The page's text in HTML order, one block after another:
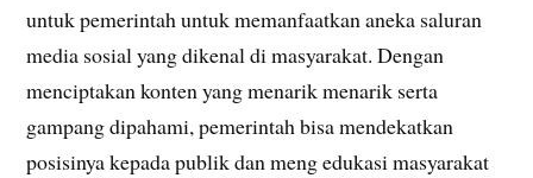
untuk pemerintah untuk memanfaatkan aneka saluran
media sosial yang dikenal di masyarakat. Dengan
menciptakan konten yang menarik menarik serta
gampang dipahami, pemerintah bisa mendekatkan
posisinya kepada publik dan meng edukasi masyarakat